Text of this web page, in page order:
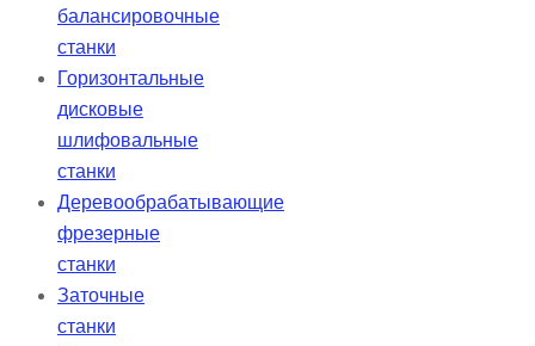
балансировочные
станки
Горизонтальные
дисковые
шлифовальные
станки
Деревообрабатывающие
фрезерные
станки
Заточные
станки